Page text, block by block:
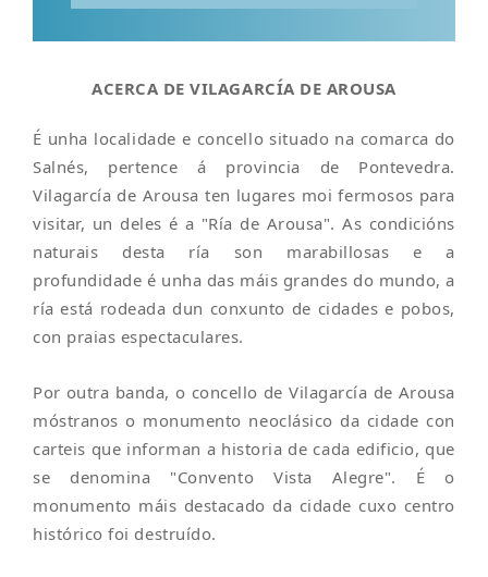
ACERCA DE VILAGARCÍA DE AROUSA
É unha localidade e concello situado na comarca do
Salnés, pertence á provincia de Pontevedra.
Vilagarcía de Arousa ten lugares moi fermosos para
visitar, un deles é a "Ría de Arousa". As condicións
naturais desta ría son marabillosas e a
profundidade é unha das máis grandes do mundo, a
ría está rodeada dun conxunto de cidades e pobos,
con praias espectaculares.
Por outra banda, o concello de Vilagarcía de Arousa
móstranos o monumento neoclásico da cidade con
carteis que informan a historia de cada edificio, que
se denomina "Convento Vista Alegre". É o
monumento máis destacado da cidade cuxo centro
histórico foi destruído.